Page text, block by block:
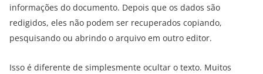
informações do documento. Depois que os dados são
redigidos, eles não podem ser recuperados copiando,
pesquisando ou abrindo o arquivo em outro editor.
Isso é diferente de simplesmente ocultar o texto. Muitos